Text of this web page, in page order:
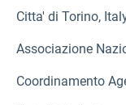
Citta' di Torino,
Associazione
Coordinamento